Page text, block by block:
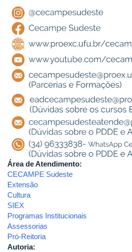
Área de Atendimento:
CECAMPE Sudeste
Extensão
Cultura
SIEX
Programas Institucionais
Assessorias
Pró-Reitoria
Autoria: